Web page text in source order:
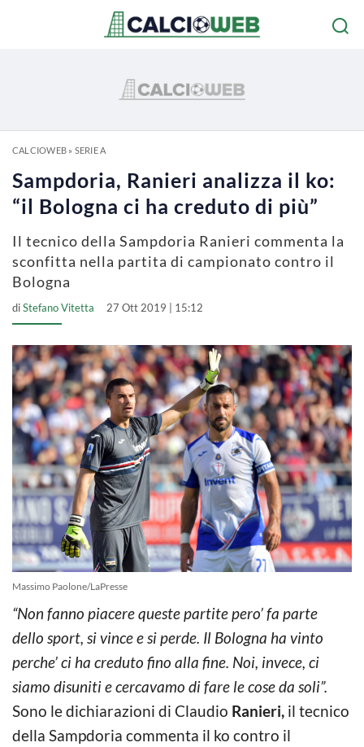
CALCIOWEB» SERIE A
Sampdoria, Ranieri analizza il ko:
“il Bologna ci ha creduto di più”
Il tecnico della Sampdoria Ranieri commenta la
sconfitta nella partita di campionato contro il
Bologna
diStefano Vitetta 27 Ott 2019 | 15:12
Massimo Paolone/LaPresse
“Non fanno piacere queste partite pero’ fa parte
dello sport, si vince e si perde. Il Bologna ha vinto
perche’ ci ha creduto fino alla fine. Noi, invece, ci
siamo disuniti e cercavamo di fare le cose da soli”.
Sono le dichiarazioni di Claudio Ranieri, il tecnico
della Sampdoria commenta il ko contro il